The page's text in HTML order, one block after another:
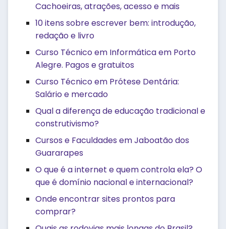
Cachoeiras, atrações, acesso e mais
10 itens sobre escrever bem: introdução,
redação e livro
Curso Técnico em Informática em Porto
Alegre. Pagos e gratuitos
Curso Técnico em Prótese Dentária:
Salário e mercado
Qual a diferença de educação tradicional e
construtivismo?
Cursos e Faculdades em Jaboatão dos
Guararapes
O que é a internet e quem controla ela? O
que é domínio nacional e internacional?
Onde encontrar sites prontos para
comprar?